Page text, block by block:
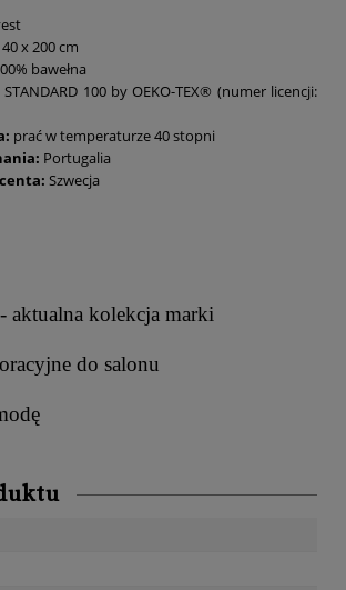
x 200 cm
bawełna
STANDARD 100 by OEKO-TEX® (numer licencji:
prać w temperaturze 40 stopni
Portugalia
Szwecja
aktualna kolekcja marki
do salonu